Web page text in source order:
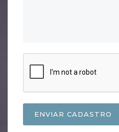
ENVIAR CADASTRO